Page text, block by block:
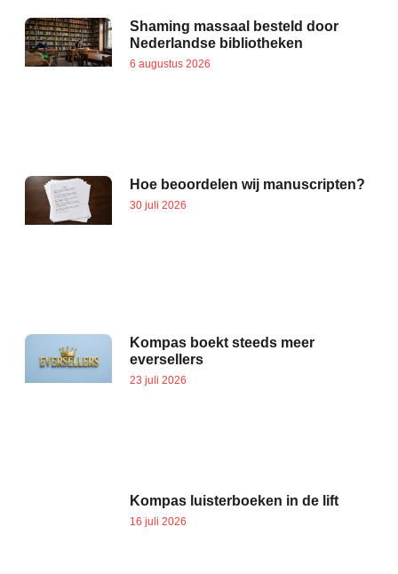
Shaming massaal besteld door
Nederlandse bibliotheken
6 augustus 2026
Hoe beoordelen wij manuscripten?
30 juli 2026
Kompas boekt steeds meer
eversellers
23 juli 2026
Kompas luisterboeken in de lift
16 juli 2026